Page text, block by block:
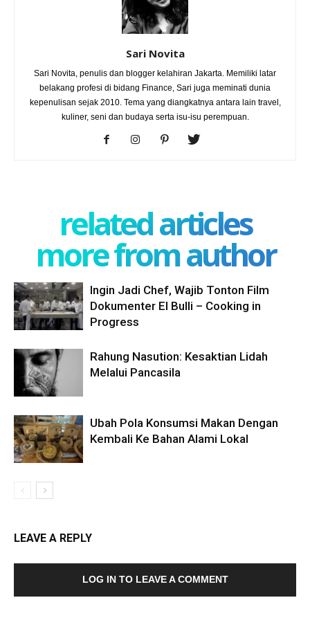
Sari Novita
Sari Novita, penulis dan blogger kelahiran Jakarta. Memiliki latar
belakang profesi di bidang Finance, Sari juga meminati dunia
kepenulisan sejak 2010. Tema yang diangkatnya antara lain travel,
kuliner, seni dan budaya serta isu-isu perempuan.
related articles
more from author
Ingin Jadi Chef, Wajib Tonton Film
Dokumenter El Bulli – Cooking in
Progress
Rahung Nasution: Kesaktian Lidah
Melalui Pancasila
Ubah Pola Konsumsi Makan Dengan
Kembali Ke Bahan Alami Lokal
LEAVE A REPLY
LOG IN TO LEAVE A COMMENT